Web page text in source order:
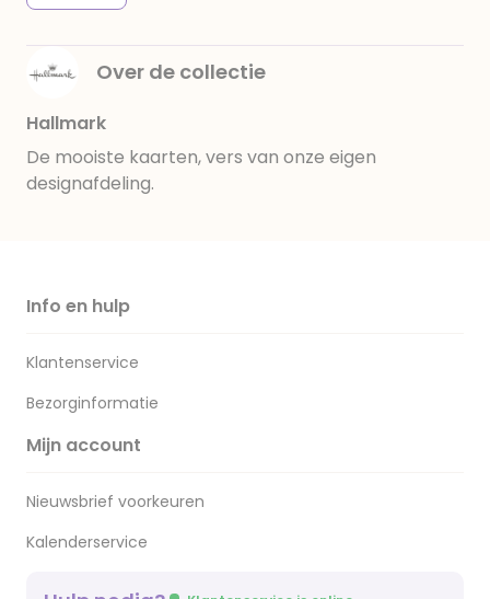
Over de collectie
Hallmark
De mooiste kaarten, vers van onze eigen
designafdeling.
Info en hulp
Klantenservice
Bezorginformatie
Mijn account
Nieuwsbrief voorkeuren
Kalenderservice